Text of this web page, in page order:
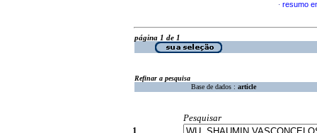
· resumo
página 1 de 1
Refinar a pesquisa
Base de dados : article
Pesquisar
1